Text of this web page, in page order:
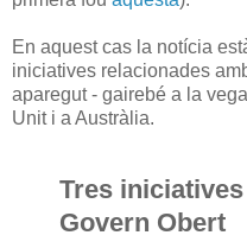
En aquest cas la notícia
iniciatives relacionades
aparegut - gairebé a la
Unit i a Austràlia.
Tres
Govern Obert